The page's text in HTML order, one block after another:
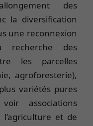
des
la diversification
une reconnexion
recherche des
les parcelles
agroforesterie),
variétés pures
associations
l’agriculture et de